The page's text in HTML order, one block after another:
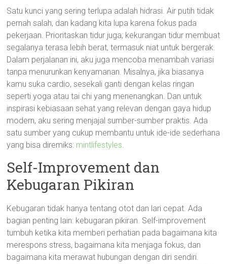
Satu kunci yang sering terlupa adalah hidrasi. Air putih tidak
pernah salah, dan kadang kita lupa karena fokus pada
pekerjaan. Prioritaskan tidur juga; kekurangan tidur membuat
segalanya terasa lebih berat, termasuk niat untuk bergerak.
Dalam perjalanan ini, aku juga mencoba menambah variasi
tanpa menurunkan kenyamanan. Misalnya, jika biasanya
kamu suka cardio, sesekali ganti dengan kelas ringan
seperti yoga atau tai chi yang menenangkan. Dan untuk
inspirasi kebiasaan sehat yang relevan dengan gaya hidup
modern, aku sering menjajal sumber-sumber praktis. Ada
satu sumber yang cukup membantu untuk ide-ide sederhana
yang bisa diremiks: mintlifestyles.
Self-Improvement dan
Kebugaran Pikiran
Kebugaran tidak hanya tentang otot dan lari cepat. Ada
bagian penting lain: kebugaran pikiran. Self-improvement
tumbuh ketika kita memberi perhatian pada bagaimana kita
merespons stress, bagaimana kita menjaga fokus, dan
bagaimana kita merawat hubungan dengan diri sendiri.